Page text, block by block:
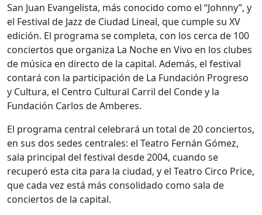
San Juan Evangelista, más conocido como el “Johnny”, y
el Festival de Jazz de Ciudad Lineal, que cumple su XV
edición. El programa se completa, con los cerca de 100
conciertos que organiza La Noche en Vivo en los clubes
de música en directo de la capital. Además, el festival
contará con la participación de La Fundación Progreso
y Cultura, el Centro Cultural Carril del Conde y la
Fundación Carlos de Amberes.
El programa central celebrará un total de 20 conciertos,
en sus dos sedes centrales: el Teatro Fernán Gómez,
sala principal del festival desde 2004, cuando se
recuperó esta cita para la ciudad, y el Teatro Circo Price,
que cada vez está más consolidado como sala de
conciertos de la capital.